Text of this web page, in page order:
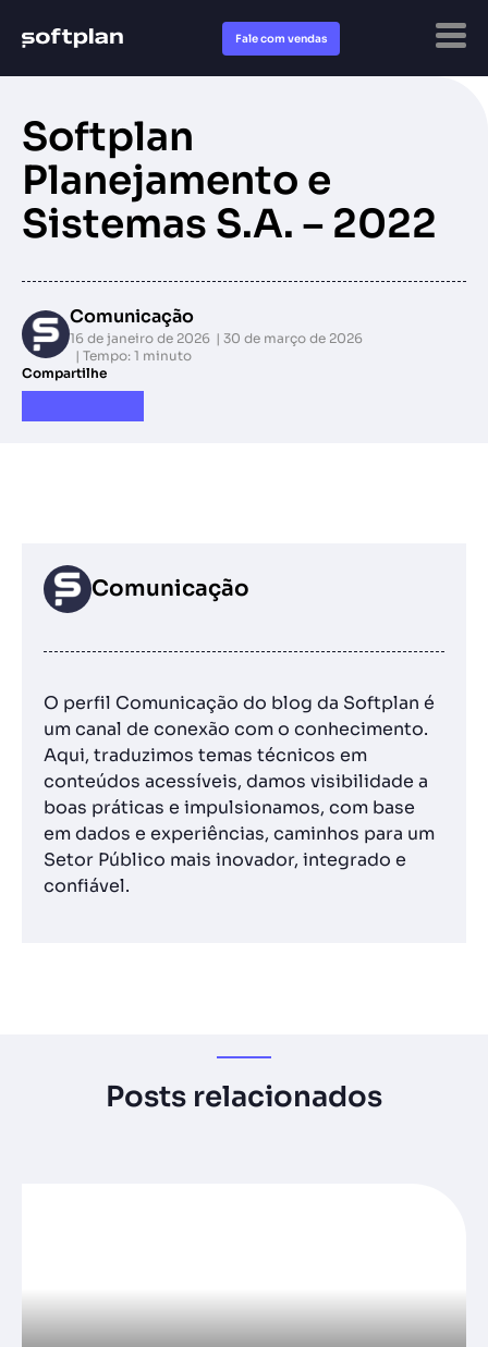
Fale com vendas
Softplan
Planejamento e
Sistemas S.A. – 2022
Comunicação
16 de janeiro de 2026
30 de março de 2026
Tempo: 1 minuto
Compartilhe
Comunicação
O perfil Comunicação do blog da Softplan é
um canal de conexão com o conhecimento.
Aqui, traduzimos temas técnicos em
conteúdos acessíveis, damos visibilidade a
boas práticas e impulsionamos, com base
em dados e experiências, caminhos para um
Setor Público mais inovador, integrado e
confiável.
Posts relacionados